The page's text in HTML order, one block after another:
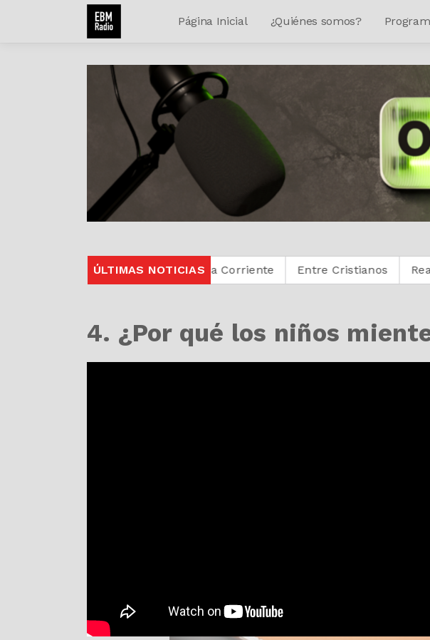
Página Inicial ¿Quiénes somos?
ÚLTIMAS NOTICIAS
Protestante Digital La Corriente Entre Cristianos Reactivoz
4. ¿Por qué los niños